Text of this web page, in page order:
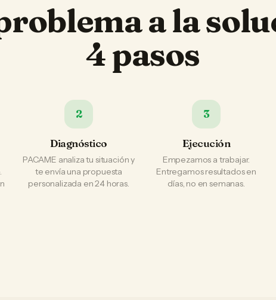
a la
4 pasos
2
Diagnóstico
PACAME analiza tu situación y
te envía una propuesta
personalizada en 24 horas.
3
Ejecución
Empezamos a trabajar.
Entregamos resultados en
días, no en semanas.